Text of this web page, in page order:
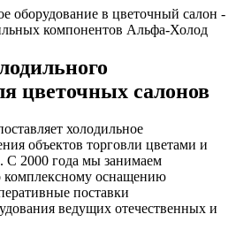
цветочных салонов
холодильное
объектов торговли цветами и
С 2000 года мы занимаем
оснащению
поставки
ведущих отечественных и